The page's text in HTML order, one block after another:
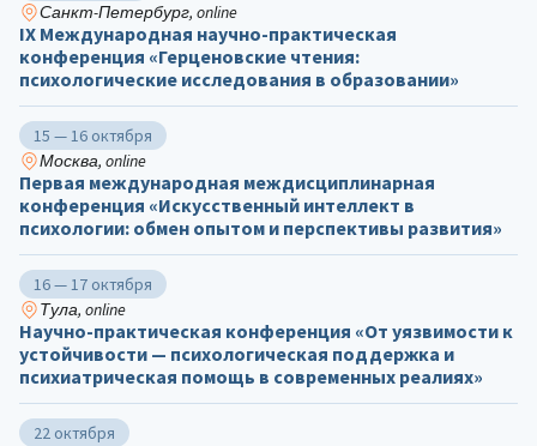
Санкт-Петербург, online
IX Международная научно-практическая
конференция «Герценовские чтения:
психологические исследования в образовании»
15 — 16 октября
Москва, online
Первая международная междисциплинарная
конференция «Искусственный интеллект в
психологии: обмен опытом и перспективы развития»
16 — 17 октября
Тула, online
Научно-практическая конференция «От уязвимости к
устойчивости — психологическая поддержка и
психиатрическая помощь в современных реалиях»
22 октября